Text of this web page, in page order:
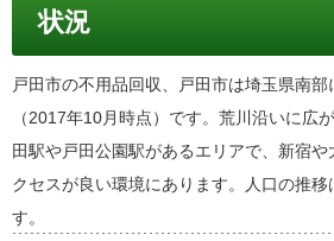
状況
戸田市の不用品回収、戸田市は埼玉県南部
（2017年10月時点）です。荒川沿いに広
田駅や戸田公園駅があるエリアで、新宿
クセスが良い環境にあります。人口の推移
す。